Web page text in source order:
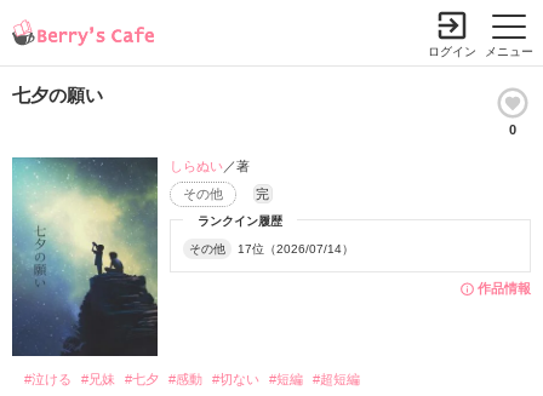
メニュー
ログイン
七夕の願い
0
作品情報
ランクイン履歴
その他 17位（2026/07/14）
その他 完
しらぬい／著
#泣ける #兄妹 #七夕 #感動 #切ない #短編 #超短編